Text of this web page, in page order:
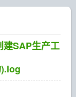
建SAP生产工